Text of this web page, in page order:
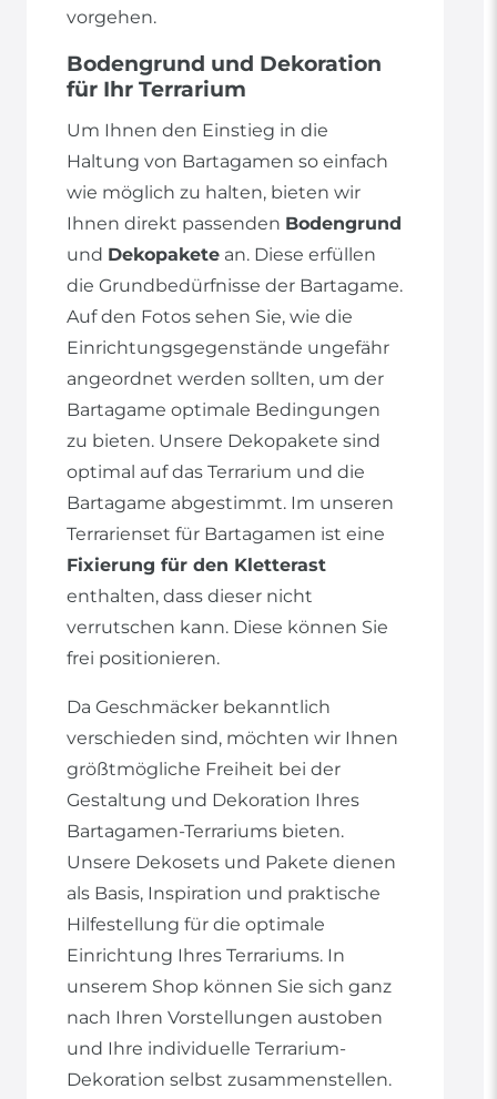
vorgehen.
Bodengrund und Dekoration
für Ihr Terrarium
Um Ihnen den Einstieg in die
Haltung von Bartagamen so einfach
wie möglich zu halten, bieten wir
Ihnen direkt passenden Bodengrund
und Dekopakete an. Diese erfüllen
die Grundbedürfnisse der Bartagame.
Auf den Fotos sehen Sie, wie die
Einrichtungsgegenstände ungefähr
angeordnet werden sollten, um der
Bartagame optimale Bedingungen
zu bieten. Unsere Dekopakete sind
optimal auf das Terrarium und die
Bartagame abgestimmt. Im unseren
Terrarienset für Bartagamen ist eine
Fixierung für den Kletterast
enthalten, dass dieser nicht
verrutschen kann. Diese können Sie
frei positionieren.
Da Geschmäcker bekanntlich
verschieden sind, möchten wir Ihnen
größtmögliche Freiheit bei der
Gestaltung und Dekoration Ihres
Bartagamen-Terrariums bieten.
Unsere Dekosets und Pakete dienen
als Basis, Inspiration und praktische
Hilfestellung für die optimale
Einrichtung Ihres Terrariums. In
unserem Shop können Sie sich ganz
nach Ihren Vorstellungen austoben
und Ihre individuelle Terrarium-
Dekoration selbst zusammenstellen.